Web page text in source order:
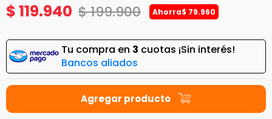
$119.940 $199.900 Ahorra$ 79.960
Tu compra en 3 cuotas ¡Sin interés!
Bancos aliados